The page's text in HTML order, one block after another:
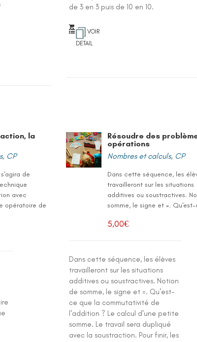
de 3 en 3 puis de 10 en 10.
VOIR
DETAIL
la
, CP
de
avec
opératoire de
Résoudre des
opérations
Nombres et calculs, CP
Dans cette séquence, les
travailleront sur les situations
additives ou soustractives.
somme, le signe et =.
5,00€
Dans cette séquence, les élèves
travailleront sur les situations
additives ou soustractives. Notion
de somme, le signe et =. Qu'est-
ce que la commutativité de
l'addition ? Le calcul d'une petite
somme. Le travail sera dupliqué
avec la soustraction. Pour finir, les